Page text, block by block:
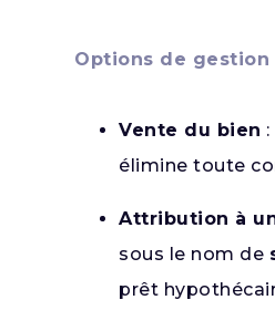
Options de
Vente du bien
élimine toute
Attribution à
sous le nom de
prêt